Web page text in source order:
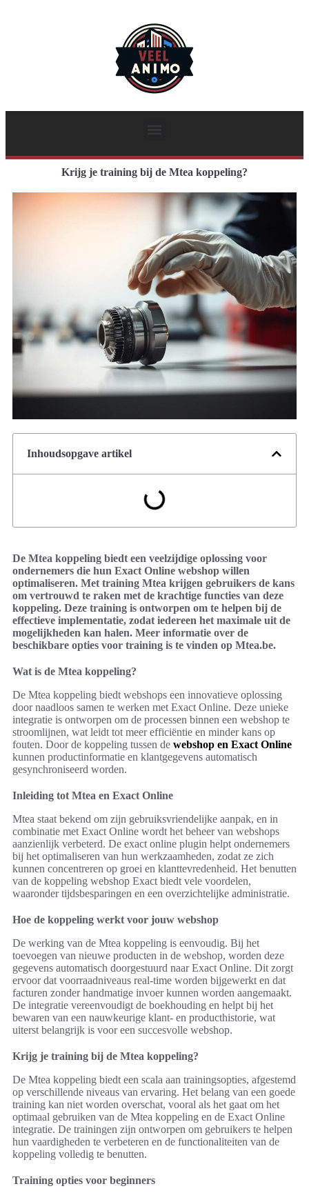
Krijg je training bij de Mtea koppeling?
Inhoudsopgave artikel
De Mtea koppeling biedt een veelzijdige oplossing voor
ondernemers die hun Exact Online webshop willen
optimaliseren. Met training Mtea krijgen gebruikers de kans
om vertrouwd te raken met de krachtige functies van deze
koppeling. Deze training is ontworpen om te helpen bij de
effectieve implementatie, zodat iedereen het maximale uit de
mogelijkheden kan halen. Meer informatie over de
beschikbare opties voor training is te vinden op Mtea.be.
Wat is de Mtea koppeling?
De Mtea koppeling biedt webshops een innovatieve oplossing
door naadloos samen te werken met Exact Online. Deze unieke
integratie is ontworpen om de processen binnen een webshop te
stroomlijnen, wat leidt tot meer efficiëntie en minder kans op
fouten. Door de koppeling tussen de webshop en Exact Online
kunnen productinformatie en klantgegevens automatisch
gesynchroniseerd worden.
Inleiding tot Mtea en Exact Online
Mtea staat bekend om zijn gebruiksvriendelijke aanpak, en in
combinatie met Exact Online wordt het beheer van webshops
aanzienlijk verbeterd. De exact online plugin helpt ondernemers
bij het optimaliseren van hun werkzaamheden, zodat ze zich
kunnen concentreren op groei en klanttevredenheid. Het benutten
van de koppeling webshop Exact biedt vele voordelen,
waaronder tijdsbesparingen en een overzichtelijke administratie.
Hoe de koppeling werkt voor jouw webshop
De werking van de Mtea koppeling is eenvoudig. Bij het
toevoegen van nieuwe producten in de webshop, worden deze
gegevens automatisch doorgestuurd naar Exact Online. Dit zorgt
ervoor dat voorraadniveaus real-time worden bijgewerkt en dat
facturen zonder handmatige invoer kunnen worden aangemaakt.
De integratie vereenvoudigt de boekhouding en helpt bij het
bewaren van een nauwkeurige klant- en producthistorie, wat
uiterst belangrijk is voor een succesvolle webshop.
Krijg je training bij de Mtea koppeling?
De Mtea koppeling biedt een scala aan trainingsopties, afgestemd
op verschillende niveaus van ervaring. Het belang van een goede
training kan niet worden overschat, vooral als het gaat om het
optimaal gebruiken van de Mtea koppeling en de Exact Online
integratie. De trainingen zijn ontworpen om gebruikers te helpen
hun vaardigheden te verbeteren en de functionaliteiten van de
koppeling volledig te benutten.
Training opties voor beginners